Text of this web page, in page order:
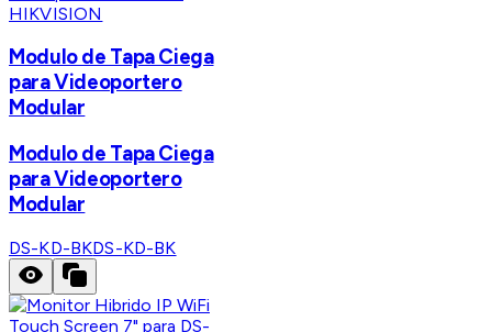
HIKVISION
Modulo de Tapa Ciega
para Videoportero
Modular
Modulo de Tapa Ciega
para Videoportero
Modular
DS-KD-BKDS-KD-BK